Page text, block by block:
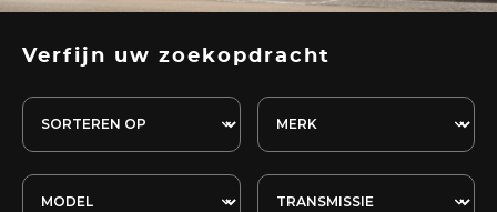
Verfijn uw zoekopdracht